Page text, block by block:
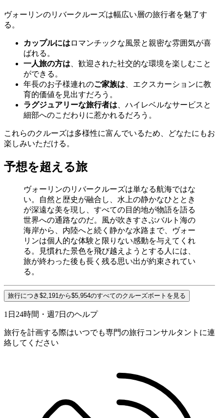
ヴォーリンのリバークルーズは幅広い層の旅行者を魅了す
る。
カップルには ロマンチックな風景と親密な雰囲気が喜
ばれる。
一人旅の方は 、歓迎された社交的な環境を楽しむこと
ができる。
年長のお子様連れのご家族は 、エクスカーションに教
育的価値を見出すだろう。
ラグジュアリーな旅行者は 、ハイレベルなサービスと
細部へのこだわりに惹かれるだろう。
これらのクルーズは多様性に富んでいるため、どなたにもお
楽しみいただける。
予想を超える旅
ヴォーリンのリバークルーズは単なる航海ではな
い。自然と歴史が融合し、水上の静かなひととき
が深遠な美を現し、すべての目的地が物語を語る
世界への通路なのだ。風が吹きすさぶバルト海の
海岸から、内陸へと続く静かな水路まで、ヴォー
リンは個人的な体験と限りない感動を与えてくれ
る。見慣れた景色を飛び越えようとする人には、
旅が終わった後も長く残る思い出が約束されてい
る。
旅行につき$2,191から$5,954のすべてのクルーズボートを見る
1日24時間・週7日のヘルプ
旅行を計画する際はいつでも専門の旅行コンサルタントに連
絡してください